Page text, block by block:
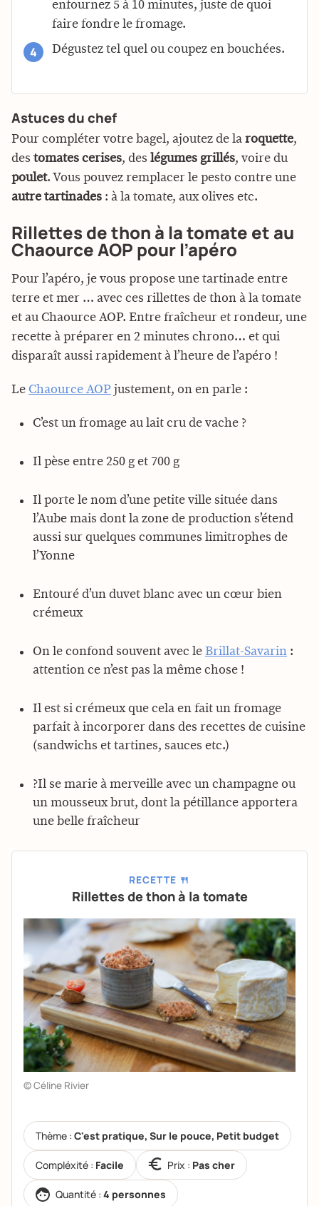
enfournez 5 à 10 minutes, juste de quoi
faire fondre le fromage.
Dégustez tel quel ou coupez en bouchées.
Astuces du chef
Pour compléter votre bagel, ajoutez de la roquette,
des tomates cerises, des légumes grillés, voire du
poulet. Vous pouvez remplacer le pesto contre une
autre tartinades : à la tomate, aux olives etc.
Rillettes de thon à la tomate et au
Chaource AOP pour l’apéro
Pour l’apéro, je vous propose une tartinade entre
terre et mer … avec ces rillettes de thon à la tomate
et au Chaource AOP. Entre fraîcheur et rondeur, une
recette à préparer en 2 minutes chrono… et qui
disparaît aussi rapidement à l’heure de l’apéro !
Le Chaource AOP justement, on en parle :
C’est un fromage au lait cru de vache ?
Il pèse entre 250 g et 700 g
Il porte le nom d’une petite ville située dans
l’Aube mais dont la zone de production s’étend
aussi sur quelques communes limitrophes de
l’Yonne
Entouré d’un duvet blanc avec un cœur bien
crémeux
On le confond souvent avec le Brillat-Savarin :
attention ce n’est pas la même chose !
Il est si crémeux que cela en fait un fromage
parfait à incorporer dans des recettes de cuisine
(sandwichs et tartines, sauces etc.)
?Il se marie à merveille avec un champagne ou
un mousseux brut, dont la pétillance apportera
une belle fraîcheur
RECETTE 🍴
Rillettes de thon à la tomate
© Céline Rivier
Thème : C'est pratique, Sur le pouce, Petit budget
Compléxité : Facile Prix : Pas cher
Quantité : 4 personnes